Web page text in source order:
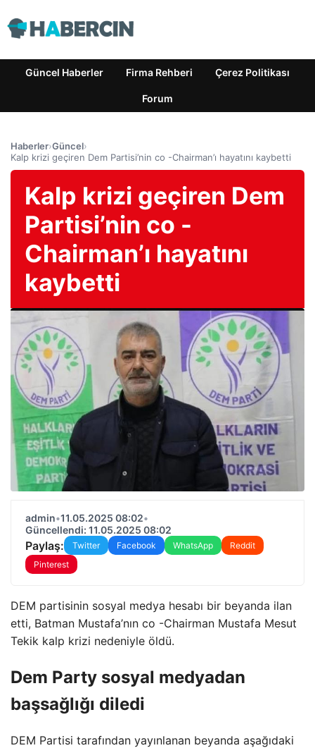
Güncel Haberler Firma Rehberi Çerez Politikası
Forum
Haberler›Güncel›
Kalp krizi geçiren Dem Partisi’nin co -Chairman’ı hayatını kaybetti
Kalp krizi geçiren Dem
Partisi’nin co -
Chairman’ı hayatını
kaybetti
admin•11.05.2025 08:02•
Güncellendi: 11.05.2025 08:02
Paylaş: Twitter Facebook WhatsApp
Reddit
Pinterest
DEM partisinin sosyal medya hesabı bir beyanda ilan
etti, Batman Mustafa’nın co -Chairman Mustafa Mesut
Tekik kalp krizi nedeniyle öldü.
Dem Party sosyal medyadan
başsağlığı diledi
DEM Partisi tarafından yayınlanan beyanda aşağıdaki